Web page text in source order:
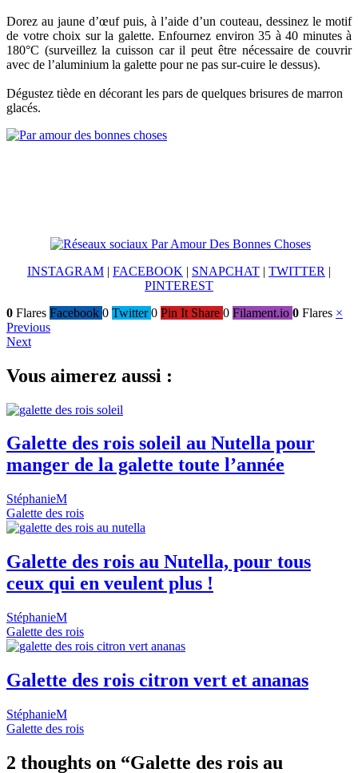
Dorez au jaune d’œuf puis, à l’aide d’un couteau, dessinez le motif
de votre choix sur la galette. Enfournez environ 35 à 40 minutes à
180°C (surveillez la cuisson car il peut être nécessaire de couvrir
avec de l’aluminium la galette pour ne pas sur-cuire le dessus).
Dégustez tiède en décorant les pars de quelques brisures de marron
glacés.
INSTAGRAM | FACEBOOK | SNAPCHAT | TWITTER |
PINTEREST
0 Flares Facebook 0 Twitter 0 Pin It Share 0 Filament.io 0 Flares ×
Navigation
de
l’article
Previous
Next
Vous aimerez aussi :
Galette des rois soleil au Nutella pour
manger de la galette toute l’année
StéphanieM
Galette des rois
Galette des rois au Nutella, pour tous
ceux qui en veulent plus !
StéphanieM
Galette des rois
Galette des rois citron vert et ananas
StéphanieM
Galette des rois
2 thoughts on “Galette des rois au